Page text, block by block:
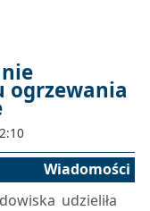
ogrzewania
Wiadomości
udzieliła